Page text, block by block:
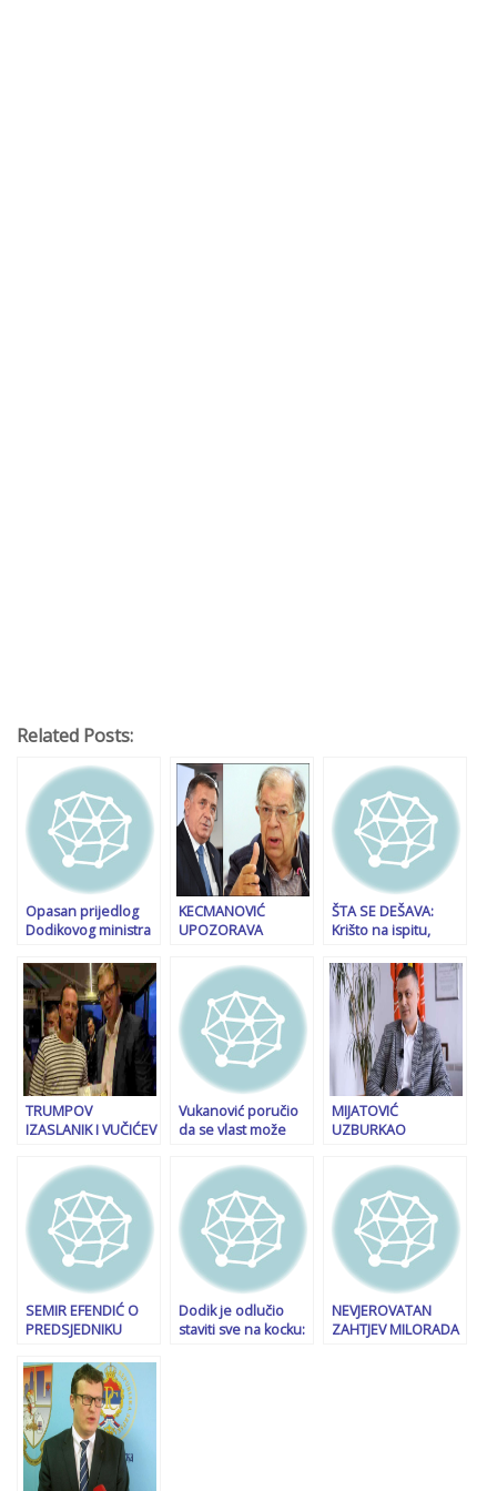
Related Posts:
Opasan prijedlog
Dodikovog ministra
ministara BiH:
Amidžić traži da se
ozakoni
neograničeno
povećanje
vrijednosti svih
projekta
KECMANOVIĆ
UPOZORAVA
misliti da će Turska
pasivno posmatrati
rasplet na
Zapadnom
Balkanu!”
ŠTA SE DEŠAVA:
Krišto na ispitu,
i za Trojku
TRUMPOV
IZASLANIK I VUČIĆEV
UPOZORAVA
DEMONSTRANTE U
SRBIJI: “Ako vam se
ne sviđa… “
Vukanović poručio
da se vlast može
a i SNSD-a: Formirali
smo tim, kreću
pregovori sa svima
MIJATOVIĆ
UZBURKAO
Potpredsjednik
Vlade Federacije
BiH odgovorio
Islamskoj zajednici…
SEMIR EFENDIĆ O
PREDSJEDNIKU
opasan po Bosnu i
Hercegovinu, a
način na koji vodi
Srbiju neće…”
Dodik je odlučio
staviti sve na kocku:
NEVJEROVATAN
ZAHTJEV MILORADA